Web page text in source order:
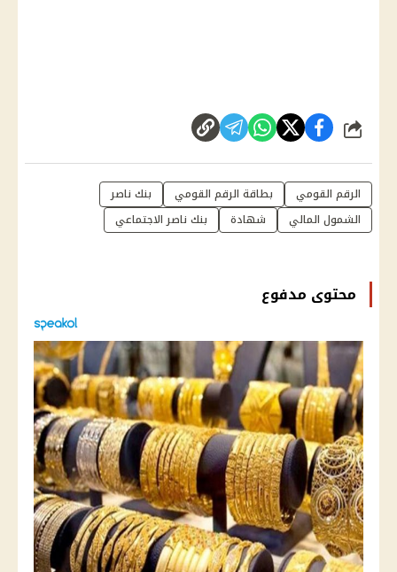
شارك
الرقم القومي بطاقة الرقم القومي
بنك ناصر
الشمول المالي
شهادة بنك ناصر الاجتماعي
محتوى مدفوع